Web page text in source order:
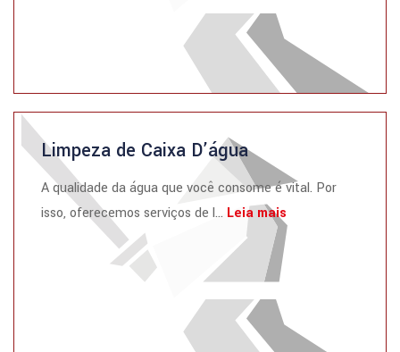
Limpeza de Caixa D’água
A qualidade da água que você consome é vital. Por
isso, oferecemos serviços de l... Leia mais